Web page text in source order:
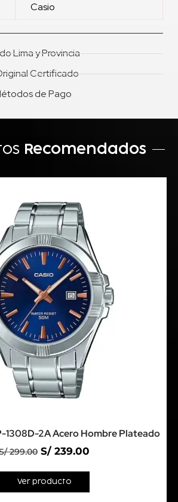
Casio
Lima y Provincia
Certificado
de Pago
Recomendados
1308D-2A Acero Hombre Plateado
299.00 S/ 239.00
Ver producto